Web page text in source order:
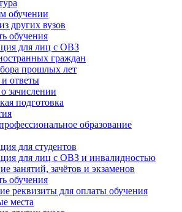
обучении
других вузов
обучения
для лиц с ОВЗ
граждан
прошлых лет
ответы
зачислении
подготовка
образование
для студентов
для лиц с ОВЗ и инвалидностью
занятий, зачётов и экзаменов
обучения
реквизиты для оплаты обучения
места